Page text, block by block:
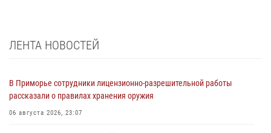
ЛЕНТА НОВОСТЕЙ
В Приморье сотрудники лицензионно-разрешительной работы
рассказали о правилах хранения оружия
06 августа 2026, 23:07